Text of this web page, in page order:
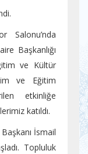
Salonu’nda
Başkanlığı
ve Kültür
ve Eğitim
etkinliğe
katıldı.
İsmail
Topluluk